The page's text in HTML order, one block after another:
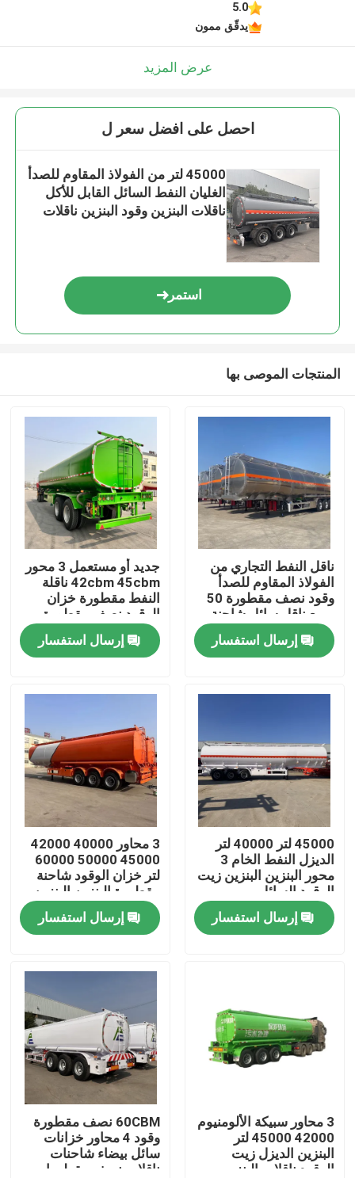
منتجات
أشرطة فيديو
معلومات عنا
جولة في المعمل
اتصل بنا
اطلب اقتباس
مستعملة شاحنة قلابة
شاحنة قلابة
5.0
يدقّق ممون
عرض المزيد
احصل على افضل سعر ل
45000 لتر من الفولاذ المقاوم للصدأ
الغليان النفط السائل القابل للأكل
ناقلات البنزين وقود البنزين ناقلات
استمر
المنتجات الموصى بها
ناقل النفط التجاري من
الفولاذ المقاوم للصدأ
وقود نصف مقطورة 50
مربع ناقل سائل شاحنة
نقل
إرسال استفسار
جديد أو مستعمل 3 محور
42cbm 45cbm ناقلة
النفط مقطورة خزان
الوقود نصف مقطورة
إرسال استفسار
45000 لتر 40000 لتر
الديزل النفط الخام 3
محور البنزين البنزين زيت
الوقود السائل
إرسال استفسار
3 محاور 40000 42000
45000 50000 60000
لتر خزان الوقود شاحنة
مقطورة البنزين البنزين
الديزل خزان النفط ناقل
الوقود إرسال استفسار
3 محاور سبيكة الألومنيوم
42000 45000 لتر
البنزين الديزل زيت
الوقود ناقلات البنزين
60CBM نصف مقطورة
وقود 4 محاور خزانات
سائل بيضاء شاحنات
ناقلات نصف مقطورات